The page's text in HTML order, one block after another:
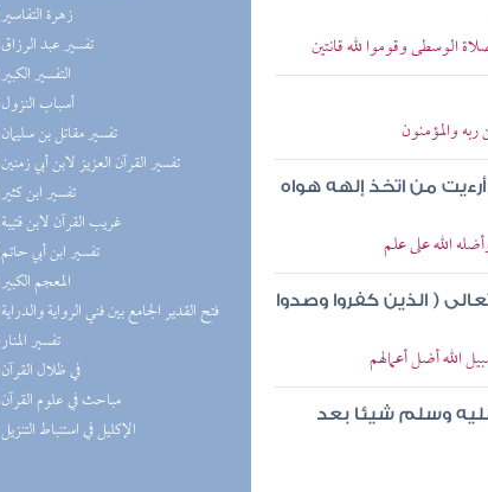
(39) زهرة التفاسير
(39) تفسير عبد الرزاق
(38) التفسير الكبير
(33) أسباب النزول
(33) تفسير مقاتل بن سليمان
(31) تفسير القرآن العزيز لابن أبي زمنين
(30) تفسير ابن كثير
(30) غريب القرآن لابن قتيبة
(28) تفسير ابن أبي حاتم
(28) المعجم الكبير
(28) فتح القدير الجامع بين فني الرواية والدراية
(27) تفسير المنار
(26) في ظلال القرآن
(15) مباحث في علوم القرآن
(14) الإكليل في استنباط التنزيل
الوسطى وقوموا لله قانتين
والمؤمنون
من اتخذ إلهه هواه
الله على علم
( الذين كفروا وصدوا
الله أضل أعمالهم
عليه وسلم شيئا بعد